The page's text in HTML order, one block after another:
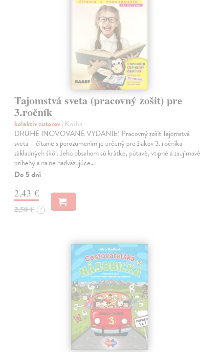
Tajomstvá sveta (pracovný zošit) pre
3.ročník
kolektív autorov| Kniha
DRUHÉ INOVOVANÉ VYDANIE! Pracovný zošit Tajomstvá
sveta – čítanie s porozumením je určený pre žiakov 3. ročníka
základných škôl. Jeho obsahom sú krátke, pútavé, vtipné a zaujímavé
príbehy a na ne nadväzujúce…
Do 5 dní
2,43 €
2,50 € ?